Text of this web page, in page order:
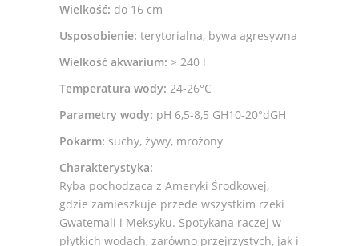
Wielkość: do 16 cm
Usposobienie: terytorialna, bywa agresywna
Wielkość akwarium: > 240 l
Temperatura wody: 24-26°C
Parametry wody: pH 6,5-8,5 GH10-20°dGH
Pokarm: suchy, żywy, mrożony
Charakterystyka:
Ryba pochodząca z Ameryki Środkowej,
gdzie zamieszkuje przede wszystkim rzeki
Gwatemali i Meksyku. Spotykana raczej w
płytkich wodach, zarówno przejrzystych, jak i